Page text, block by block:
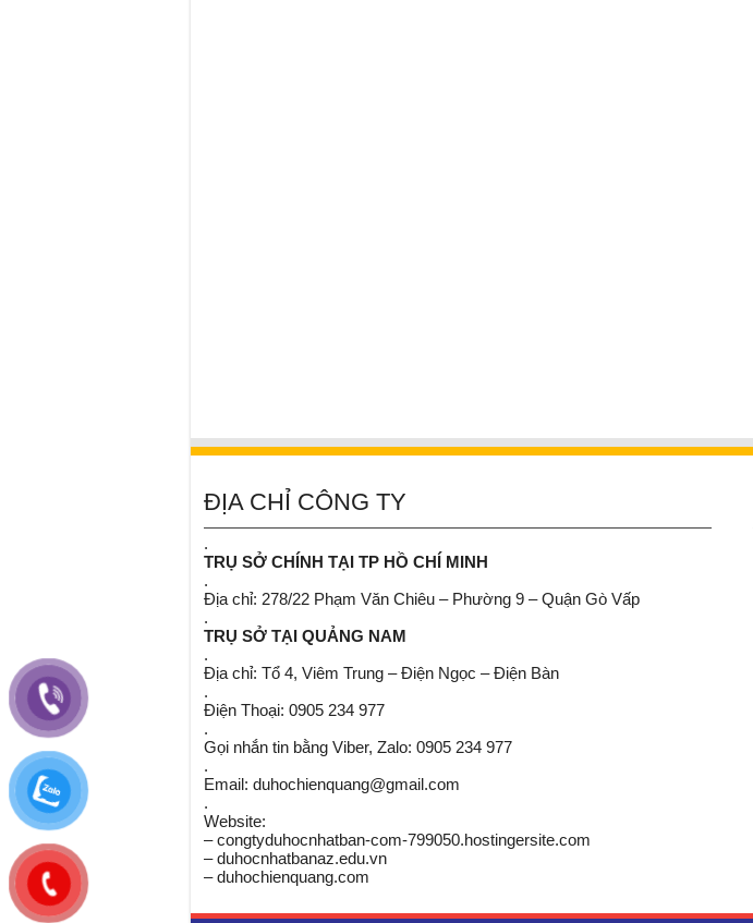
ĐỊA CHỈ CÔNG TY
.
TRỤ SỞ CHÍNH TẠI TP HỒ CHÍ MINH
.
Địa chỉ: 278/22 Phạm Văn Chiêu – Phường 9 – Quận Gò Vấp
.
TRỤ SỞ TẠI QUẢNG NAM
.
Địa chỉ: Tổ 4, Viêm Trung – Điện Ngọc – Điện Bàn
.
Điện Thoại: 0905 234 977
.
Gọi nhắn tin bằng Viber, Zalo: 0905 234 977
.
Email: duhochienquang@gmail.com
.
Website:
– congtyduhocnhatban-com-799050.hostingersite.com
– duhocnhatbanaz.edu.vn
– duhochienquang.com